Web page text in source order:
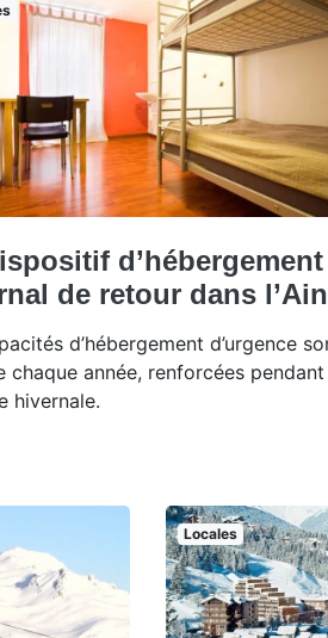
d’hébergement
de retour dans l’Ain
d’hébergement d’urgence
chaque année, renforcées pendant
hivernale.
Locales